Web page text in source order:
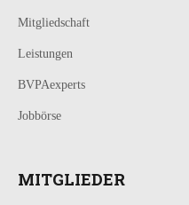
Mitgliedschaft
Leistungen
BVPAexperts
Jobbörse
MITGLIEDER